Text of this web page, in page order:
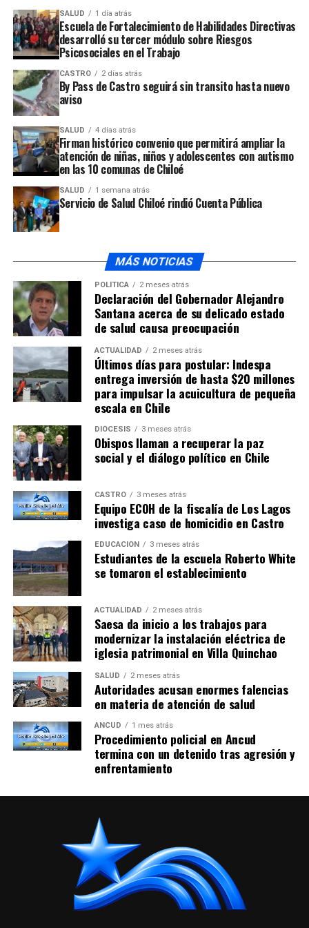
UP NEXT
Comunidad de Palena se tomó la escuela Roberto White
NO TE PIERDAS
Saesa realizó capacitación a instaladores eléctricos de
Chiloé
SALUD 1 día atrás
Escuela de Fortalecimiento de Habilidades Directivas
desarrolló su tercer módulo sobre Riesgos
Psicosociales en el Trabajo
CASTRO 2 días atrás
By Pass de Castro seguirá sin transito hasta nuevo
aviso
SALUD 4 días atrás
Firman histórico convenio que permitirá ampliar la
atención de niñas, niños y adolescentes con autismo
en las 10 comunas de Chiloé
SALUD 1 semana atrás
Servicio de Salud Chiloé rindió Cuenta Pública
MÁS NOTICIAS
POLÍTICA 2 meses atrás
Declaración del Gobernador Alejandro
Santana acerca de su delicado estado
de salud causa preocupación
ACTUALIDAD 2 meses atrás
Últimos días para postular: Indespa
entrega inversión de hasta $20 millones
para impulsar la acuicultura de pequeña
escala en Chile
DIÓCESIS 3 meses atrás
Obispos llaman a recuperar la paz
social y el diálogo político en Chile
CASTRO 3 meses atrás
Equipo ECOH de la fiscalía de Los Lagos
investiga caso de homicidio en Castro
EDUCACIÓN 3 meses atrás
Estudiantes de la escuela Roberto White
se tomaron el establecimiento
ACTUALIDAD 2 meses atrás
Saesa da inicio a los trabajos para
modernizar la instalación eléctrica de
iglesia patrimonial en Villa Quinchao
SALUD 2 meses atrás
Autoridades acusan enormes falencias
en materia de atención de salud
ANCUD 1 mes atrás
Procedimiento policial en Ancud
termina con un detenido tras agresión y
enfrentamiento